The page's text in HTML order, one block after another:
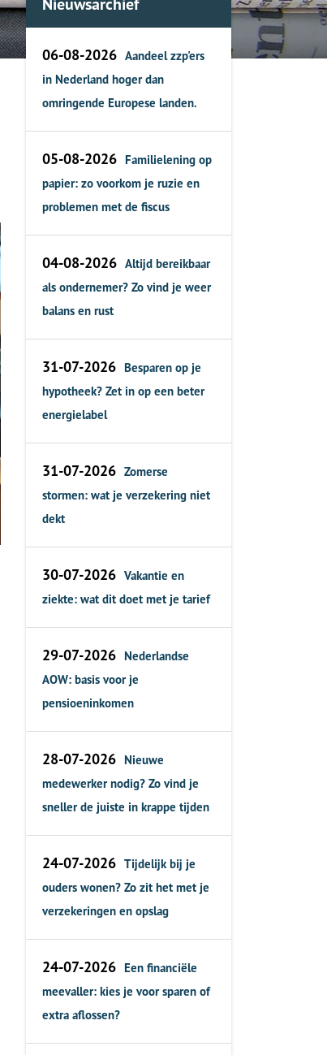
06-08-2026 Aandeel zzp'ers
in Nederland hoger dan
omringende Europese landen.
05-08-2026 Familielening op
papier: zo voorkom je ruzie en
problemen met de fiscus
04-08-2026 Altijd bereikbaar
als ondernemer? Zo vind je weer
balans en rust
31-07-2026 Besparen op je
hypotheek? Zet in op een beter
energielabel
31-07-2026 Zomerse
stormen: wat je verzekering niet
dekt
30-07-2026 Vakantie en
ziekte: wat dit doet met je tarief
29-07-2026 Nederlandse
AOW: basis voor je
pensioeninkomen
28-07-2026 Nieuwe
medewerker nodig? Zo vind je
sneller de juiste in krappe tijden
24-07-2026 Tijdelijk bij je
ouders wonen? Zo zit het met je
verzekeringen en opslag
24-07-2026 Een financiële
meevaller: kies je voor sparen of
extra aflossen?